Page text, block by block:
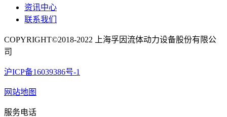
资讯中心
联系我们
COPYRIGHT©2018-2022 上海孚因流体动力设备股份有限公
司
沪ICP备16039386号-1
网站地图
服务电话